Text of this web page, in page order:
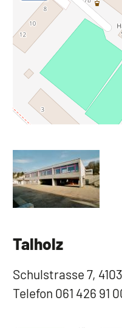
Talholz
Schulstrasse 7,
Telefon 061 426 91